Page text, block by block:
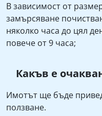
В зависимост от
замърсяване
няколко часа до цял
повече от 9 часа;
Какъв е
Имотът ще бъде
ползване.